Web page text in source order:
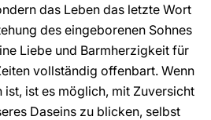
das Leben das letzte Wort
des eingeborenen Sohnes
Liebe und Barmherzigkeit für
vollständig offenbart. Wenn
ist, ist es möglich, mit Zuversicht
Daseins zu blicken, selbst